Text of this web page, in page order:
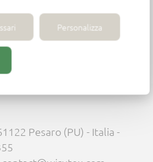
Personalizza
Pesaro (PU) - Italia -